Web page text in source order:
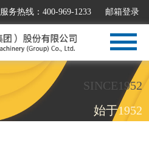
服务热线：400-969-1233 邮箱登录
SINCE1952
始于1952